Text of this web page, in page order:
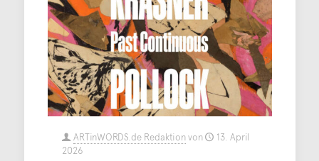
ARTinWORDS.de Redaktionvon
13. April
2026